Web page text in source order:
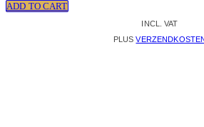
ADD TO CART
INCL. VAT
PLUS